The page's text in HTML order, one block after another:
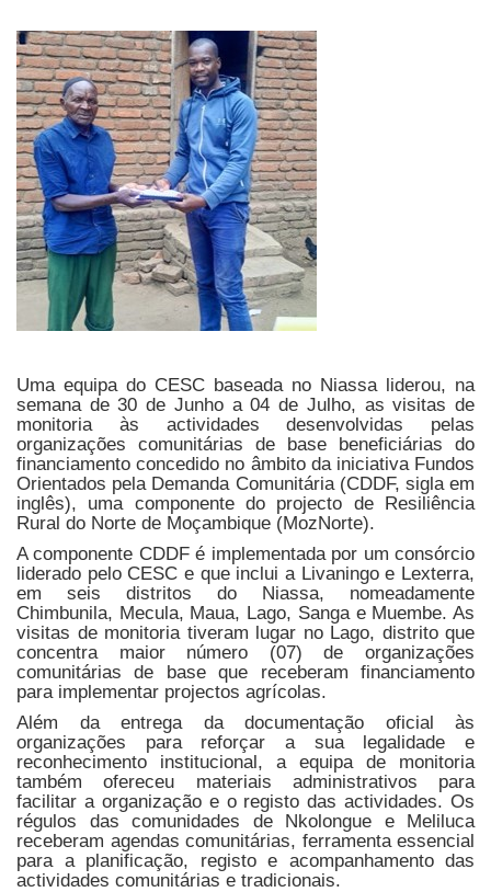
Uma equipa do CESC baseada no Niassa liderou, na
semana de 30 de Junho a 04 de Julho, as visitas de
monitoria às actividades desenvolvidas pelas
organizações comunitárias de base beneficiárias do
financiamento concedido no âmbito da iniciativa Fundos
Orientados pela Demanda Comunitária (CDDF, sigla em
inglês), uma componente do projecto de Resiliência
Rural do Norte de Moçambique (MozNorte).
A componente CDDF é implementada por um consórcio
liderado pelo CESC e que inclui a Livaningo e Lexterra,
em seis distritos do Niassa, nomeadamente
Chimbunila, Mecula, Maua, Lago, Sanga e Muembe. As
visitas de monitoria tiveram lugar no Lago, distrito que
concentra maior número (07) de organizações
comunitárias de base que receberam financiamento
para implementar projectos agrícolas.
Além da entrega da documentação oficial às
organizações para reforçar a sua legalidade e
reconhecimento institucional, a equipa de monitoria
também ofereceu materiais administrativos para
facilitar a organização e o registo das actividades. Os
régulos das comunidades de Nkolongue e Meliluca
receberam agendas comunitárias, ferramenta essencial
para a planificação, registo e acompanhamento das
actividades comunitárias e tradicionais.